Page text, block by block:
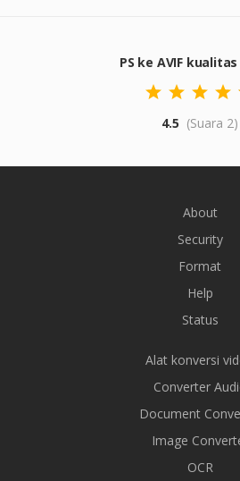
PS ke AVIF
4.5 (Suara 2)
About
Security
Format
Help
Status
Alat konversi
Converter
Document
Image
OCR